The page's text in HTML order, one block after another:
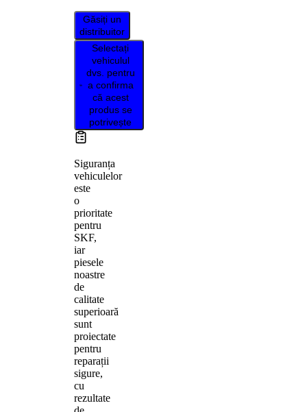
Găsiți un
distribuitor
Selectați
vehiculul
dvs. pentru
a confirma
că acest
produs se
potrivește
Siguranța
vehiculelor
este
o
prioritate
pentru
SKF,
iar
piesele
noastre
de
calitate
superioară
sunt
proiectate
pentru
reparații
sigure,
cu
rezultate